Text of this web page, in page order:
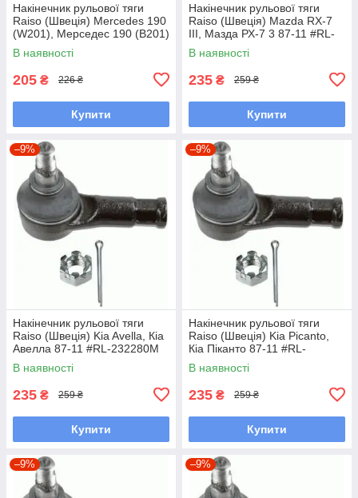
Накінечник рульової тяги
Raiso (Швеція) Mercedes 190
(W201), Мерседес 190 (В201)
82-93 #RL-338110M
UAFWFCZ7
В наявності
205 ₴ 226 ₴
Купити
Накінечник рульової тяги
Raiso (Швеція) Mazda RX-7
III, Мазда РХ-7 3 87-11 #RL-
232280M UACYWKM7
В наявності
235 ₴ 259 ₴
Купити
–9%
Накінечник рульової тяги
Raiso (Швеція) Kia Avella, Кіа
Авелла 87-11 #RL-232280M
UAOBSGK7
В наявності
235 ₴ 259 ₴
Купити
–9%
Накінечник рульової тяги
Raiso (Швеція) Kia Picanto,
Кіа Піканто 87-11 #RL-
232280M UAOBSGK7
В наявності
235 ₴ 259 ₴
Купити
–9% –9%